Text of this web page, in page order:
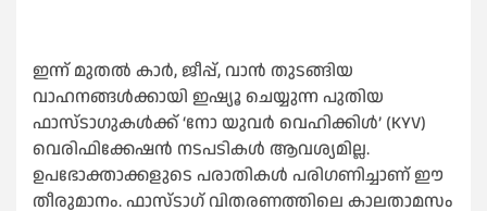
ഇന്ന് മുതല്‍ കാര്‍, ജീപ്പ്, വാന്‍ തുടങ്ങിയ
വാഹനങ്ങള്‍ക്കായി ഇഷ്യൂ ചെയ്യുന്ന പുതിയ
ഫാസ്ടാഗുകള്‍ക്ക് ‘നോ യുവര്‍ വെഹിക്കിള്‍’ (KYV)
വെരിഫിക്കേഷന്‍ നടപടികള്‍ ആവശ്യമില്ല.
ഉപഭോക്താക്കളുടെ പരാതികള്‍ പരിഗണിച്ചാണ് ഈ
തീരുമാനം. ഫാസ്ടാഗ് വിതരണത്തിലെ കാലതാമസം